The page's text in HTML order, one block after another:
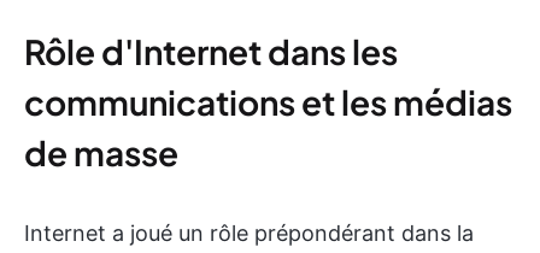
Rôle d'Internet dans les
communications et les médias
de masse
Internet a joué un rôle prépondérant dans la